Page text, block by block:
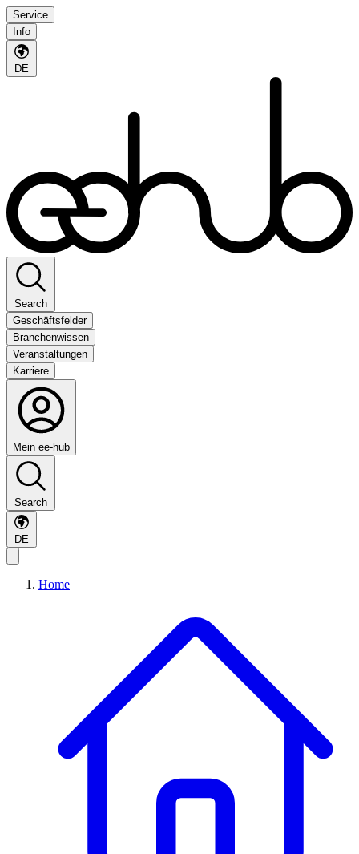
Service
Info
DE
Search
Geschäftsfelder
Branchenwissen
Veranstaltungen
Karriere
Mein ee-hub
Search
DE
Home